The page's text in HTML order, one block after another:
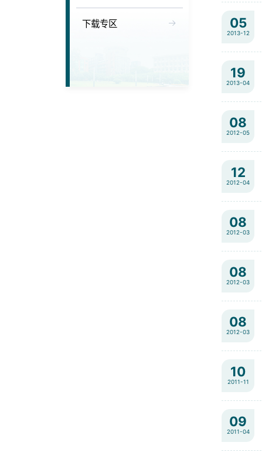
下载专区 05
2013-12
19
2013-04
08
2012-05
12
2012-04
08
2012-03
08
2012-03
08
2012-03
10
2011-11
09
2011-04